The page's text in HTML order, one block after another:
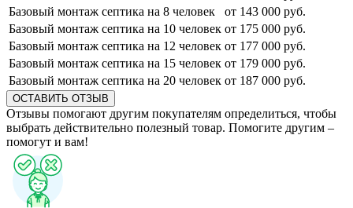
Базовый монтаж септика на 8 человек
от 143 000 руб.
Базовый монтаж септика на 10 человек от 175 000 руб.
Базовый монтаж септика на 12 человек от 177 000 руб.
Базовый монтаж септика на 15 человек от 179 000 руб.
Базовый монтаж септика на 20 человек от 187 000 руб.
ОСТАВИТЬ ОТЗЫВ
Отзывы помогают другим покупателям определиться, чтобы
выбрать действительно полезный товар. Помогите другим –
помогут и вам!